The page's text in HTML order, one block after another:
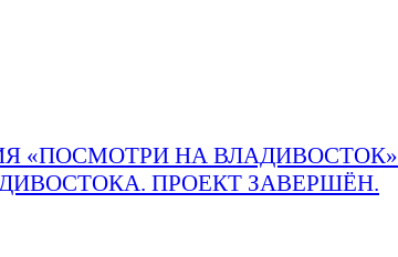
«ПОСМОТРИ НА ВЛАДИВОСТОК»
ПРОЕКТ ЗАВЕРШЁН.